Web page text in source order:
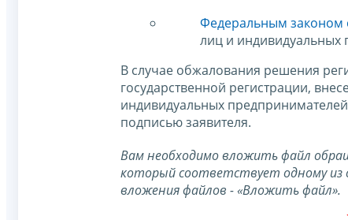
Федеральным законом
лиц и индивидуальных
В случае обжалования решения
государственной регистрации,
индивидуальных
подписью заявителя.
Вам необходимо вложить файл
который соответствует одному из
вложения файлов - «Вложить файл».